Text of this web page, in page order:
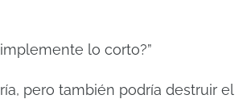
lo corto?”
pero también podría destruir el